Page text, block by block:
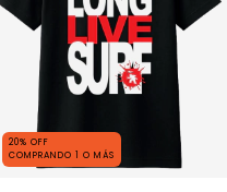
20% OFF
COMPRANDO 1 O MÁS